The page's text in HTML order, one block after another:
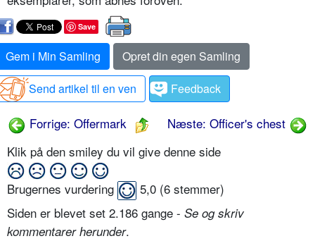
Save
Gem i Min Samling
Opret din egen Samling
Send artikel til en ven
Feedback
Forrige: Offermark
Næste: Officer's chest
Klik på den smiley du vil give denne side
Brugernes vurdering 5,0 (6 stemmer)
Siden er blevet set 2.186 gange - Se og skriv
kommentarer herunder.